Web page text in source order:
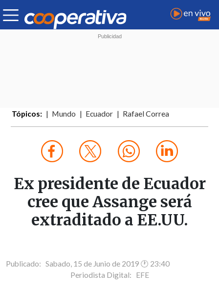
Tópicos: Mundo Ecuador Rafael Correa
Ex presidente de Ecuador
cree que Assange será
extraditado a EE.UU.
Publicado: Sabado, 15 de Junio de 2019 🕐 23:40
Periodista Digital: EFE